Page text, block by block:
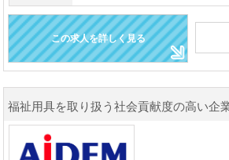
この求人を詳しく見る
福祉用具を取り扱う社会貢献度の高い企